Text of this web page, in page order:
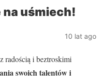
na uśmiech!
10 lat ago
radością i beztroskimi
swoich talentów i